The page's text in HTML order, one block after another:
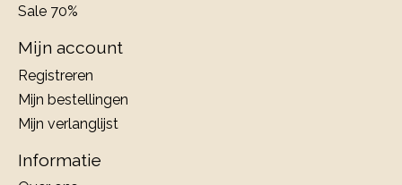
Sale 70%
Mijn account
Registreren
Mijn bestellingen
Mijn verlanglijst
Informatie